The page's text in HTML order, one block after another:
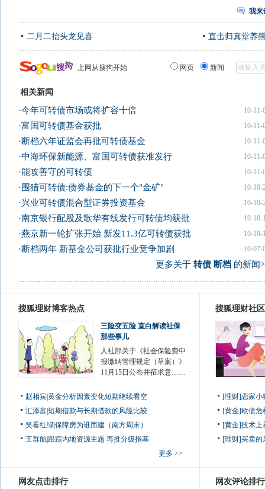
我来
二月二抬头龙见喜 直击归真堂养
上网从搜狗开始 网页 新闻
相关新闻
10-11-
·今年可转债市场或将扩容十倍
10-11-
·富国可转债基金获批
10-11-
·断档六年证监会再批可转债基金
10-11-
·中海环保新能源、富国可转债获准发行
10-11-
·能攻善守的可转债
10-10-
·围猎可转债:债券基金的下一个"金矿"
10-10-
·兴业可转债混合型证券投资基金
10-10-
·南京银行配股及歌华有线发行可转债均获批
10-10-
·燕京新一轮扩张开始 新发11.3亿可转债获批
10-07-
·断档两年 新基金公司获批行业竞争加剧
更多关于 转债 断档的新闻
搜狐理财博客热点
三险变五险 直白解读社保
那些事儿
人社部关于《社会保险费申
报缴纳管理规定（草案）》
11月15日公布并征求意……
赵相宾黄金分析因素变化短期继续看空
汇添富 短期借款与长期借款的风险比较
笑看红绿保障房为谁而建（南方周末）
王群航跟踪内地资源主题 再推分级指基
更多 >>
搜狐理财社
[理财]恋家小
[黄金]欧债危
[黄金]技术上
[理财]买卖的
网友点击排行 网友评论排行